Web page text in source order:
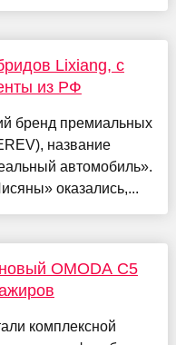
Lixiang, с
из РФ
бренд премиальных
название
автомобиль».
оказались,...
OMODA C5
комплексной